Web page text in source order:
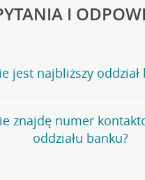
I
jest najbliższy oddział
oddziału naszego banku,
i bankomaty, na której
znajdę numer
oddziału banku?